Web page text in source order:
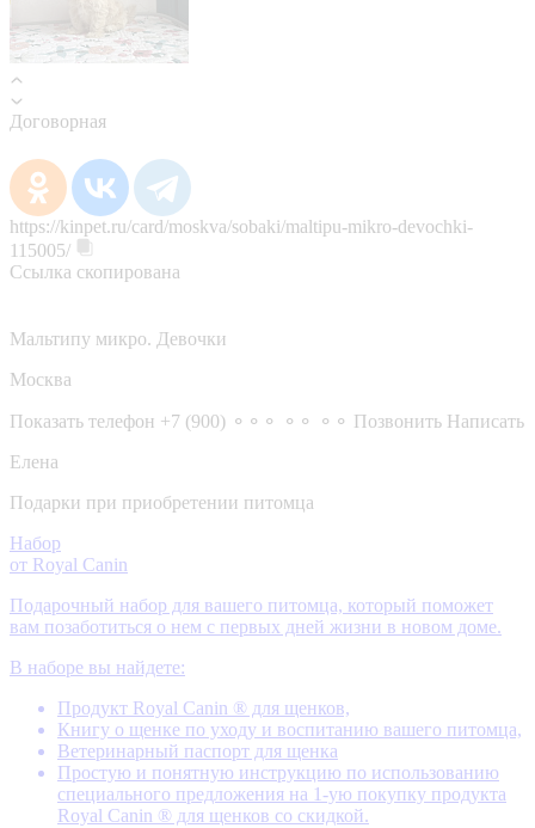
Договорная
https://kinpet.ru/card/moskva/sobaki/maltipu-mikro-devochki-
115005/
Ссылка скопирована
Мальтипу микро. Девочки
Москва
Показать телефон +7 (900) ⚬⚬⚬ ⚬⚬ ⚬⚬ Позвонить Написать
Елена
Подарки при приобретении питомца
Набор
от Royal Canin
Подарочный набор для вашего питомца, который поможет
вам позаботиться о нем с первых дней жизни в новом доме.
В наборе вы найдете:
Продукт Royal Canin ® для щенков,
Книгу о щенке по уходу и воспитанию вашего питомца,
Ветеринарный паспорт для щенка
Простую и понятную инструкцию по использованию
специального предложения на 1-ую покупку продукта
Royal Canin ® для щенков со скидкой.